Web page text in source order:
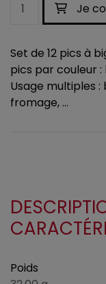
Je
Set de 12 pics à
pics par couleur :
Usage multiples
fromage, ...
Poids